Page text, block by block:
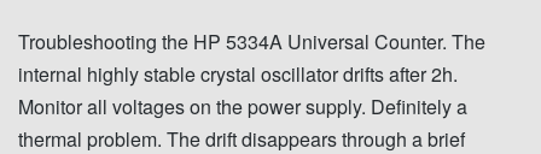
Troubleshooting the HP 5334A Universal Counter. The
internal highly stable crystal oscillator drifts after 2h.
Monitor all voltages on the power supply. Definitely a
thermal problem. The drift disappears through a brief